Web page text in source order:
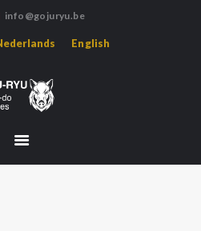
info@gojuryu.be
English
ryu Karate-do Bruxelles, représentant le